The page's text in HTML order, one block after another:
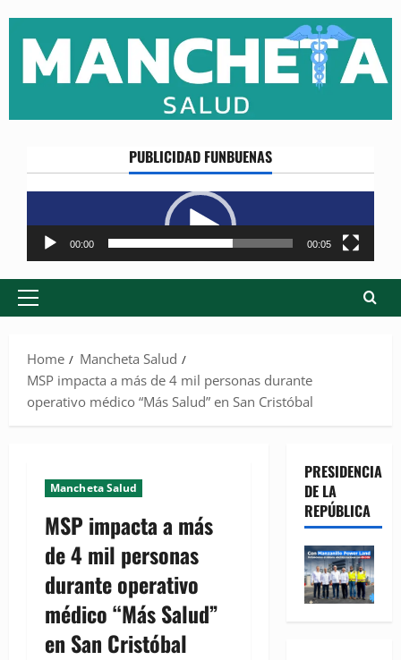
content
PUBLICIDAD FUNBUENAS
Reproductor
de
vídeo
00:00 00:05
Primary
Home
Mancheta Salud
MSP impacta a más de 4 mil personas durante
operativo médico “Más Salud” en San Cristóbal
Mancheta Salud
MSP impacta a más
de 4 mil personas
durante operativo
médico “Más Salud”
en San Cristóbal
PRESIDENCIA
DE LA
REPÚBLICA